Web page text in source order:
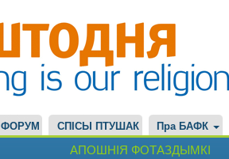
ФОРУМ СПІСЫ ПТУШАК Пра БАФК
АПОШНІЯ ФОТАЗДЫМКІ